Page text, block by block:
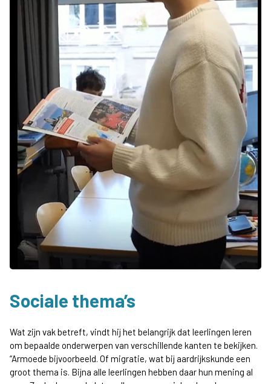
Sociale thema’s
Wat zijn vak betreft, vindt hij het belangrijk dat leerlingen leren
om bepaalde onderwerpen van verschillende kanten te bekijken.
“Armoede bijvoorbeeld. Of migratie, wat bij aardrijkskunde een
groot thema is. Bijna alle leerlingen hebben daar hun mening al